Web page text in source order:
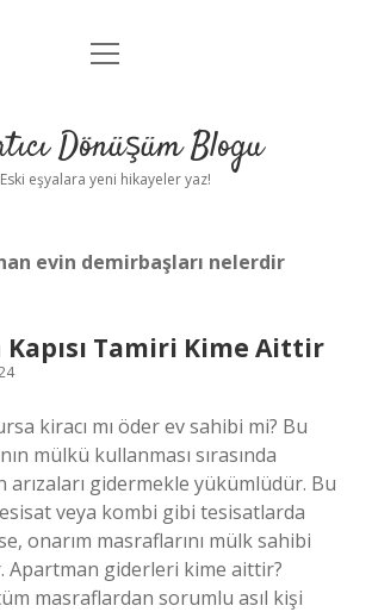
Anasayfa
Yasal Uyarı
menüyü
Dönüşüm Blogu
Eski eşyalara yeni hikayeler yaz!
evin demirbaşları nelerdir
Tamiri Kime Aittir
kiracı mı öder ev sahibi mi? Bu
mülkü kullanması sırasında
arızaları gidermekle yükümlüdür. Bu
veya kombi gibi tesisatlarda
onarım masraflarını mülk sahibi
Apartman giderleri kime aittir?
masraflardan sorumlu asıl kişi